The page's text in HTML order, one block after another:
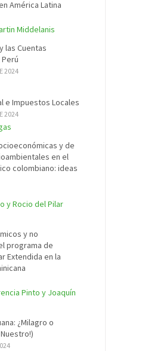
América Latina
Middelanis
las Cuentas
2024
e Impuestos Locales
2024
y de
en el
colombiano: ideas
y Rocio del Pilar
y no
programa de
Extendida en la
Pinto y Joaquín
¿Milagro o